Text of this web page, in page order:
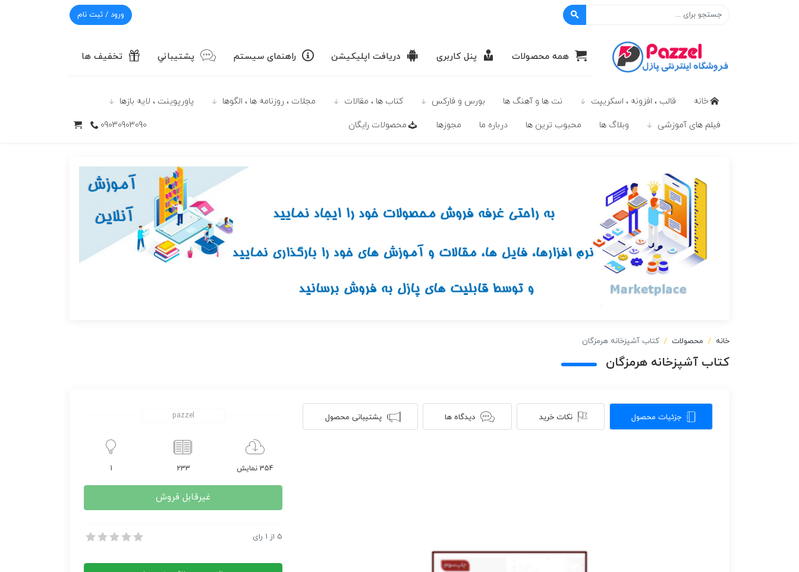
ورود / ثبت نام
همه محصولات پنل کاربری دریافت اپلیکیشن راهنمای سیستم پشتيباني تخفیف ها
خانه قالب ، افزونه ، اسکریپت نت ها و آهنگ ها بورس و فارکس كتاب ها ، مقالات مجلات ، روزنامه ها ، الگوها پاورپوينت ، لایه بازها
فیلم های آموزشی وبلاگ ها محبوب ترين ها درباره ما مجوزها محصولات رايگان 09030903090
خانه محصولات کتاب آشپزخانه هرمزگان
کتاب آشپزخانه هرمزگان
جزئیات محصول نکات خرید دیدگاه ها پشتیبانی محصول pazzel
354 نمایش 233
1
غیرقابل فروش
کتاب آشپزخانه هرمزگان
5 از 1 رای